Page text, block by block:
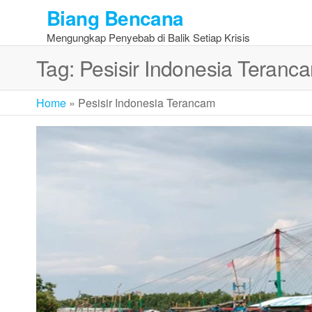
the
Biang Bencana
Mengungkap Penyebab di Balik Setiap Krisis
Tag: Pesisir Indonesia
Home » Pesisir Indonesia Terancam